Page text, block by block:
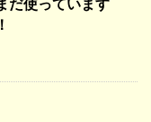
だ使っています